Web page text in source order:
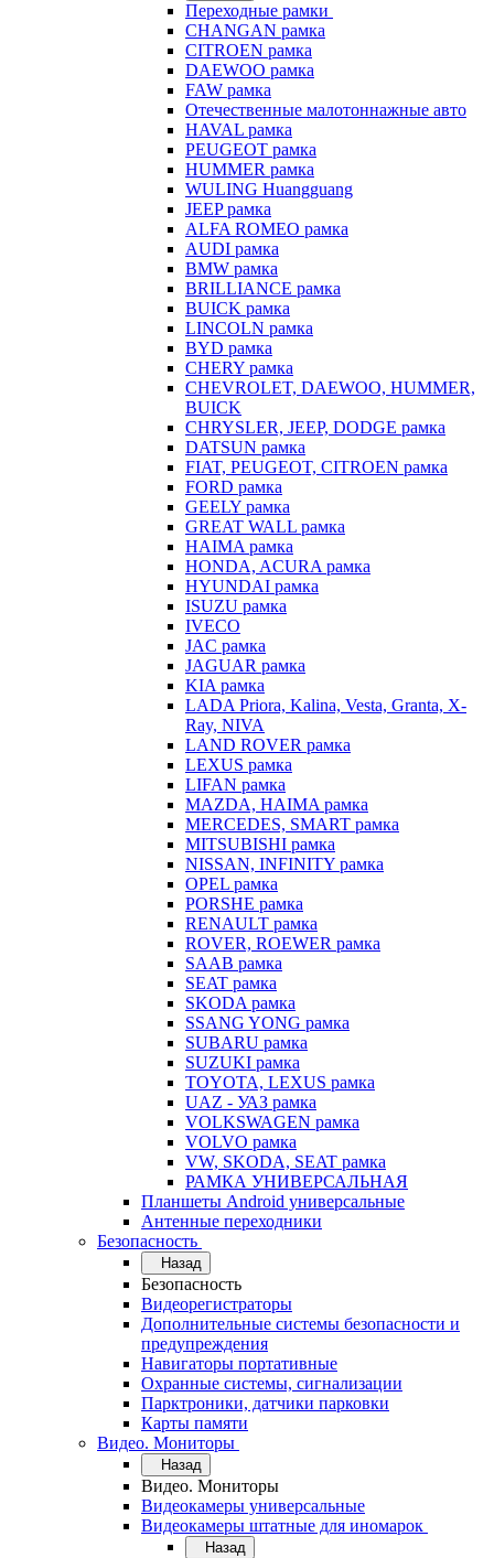
Переходные рамки
CHANGAN рамка
CITROEN рамка
DAEWOO рамка
FAW рамка
Отечественные малотоннажные авто
HAVAL рамка
PEUGEOT рамка
HUMMER рамка
WULING Huangguang
JEEP рамка
ALFA ROMEO рамка
AUDI рамка
BMW рамка
BRILLIANCE рамка
BUICK рамка
LINCOLN рамка
BYD рамка
CHERY рамка
CHEVROLET, DAEWOO, HUMMER,
BUICK
CHRYSLER, JEEP, DODGE рамка
DATSUN рамка
FIAT, PEUGEOT, CITROEN рамка
FORD рамка
GEELY рамка
GREAT WALL рамка
HAIMA рамка
HONDA, ACURA рамка
HYUNDAI рамка
ISUZU рамка
IVECO
JAC рамка
JAGUAR рамка
KIA рамка
LADA Priora, Kalina, Vesta, Granta, X-
Ray, NIVA
LAND ROVER рамка
LEXUS рамка
LIFAN рамка
MAZDA, HAIMA рамка
MERCEDES, SMART рамка
MITSUBISHI рамка
NISSAN, INFINITY рамка
OPEL рамка
PORSHE рамка
RENAULT рамка
ROVER, ROEWER рамка
SAAB рамка
SEAT рамка
SKODA рамка
SSANG YONG рамка
SUBARU рамка
SUZUKI рамка
TOYOTA, LEXUS рамка
UAZ - УАЗ рамка
VOLKSWAGEN рамка
VOLVO рамка
VW, SKODA, SEAT рамка
РАМКА УНИВЕРСАЛЬНАЯ
Планшеты Android универсальные
Антенные переходники
Безопасность
Назад
Безопасность
Видеорегистраторы
Дополнительные системы безопасности и
предупреждения
Навигаторы портативные
Охранные системы, сигнализации
Парктроники, датчики парковки
Карты памяти
Видео. Мониторы
Назад
Видео. Мониторы
Видеокамеры универсальные
Видеокамеры штатные для иномарок
Назад